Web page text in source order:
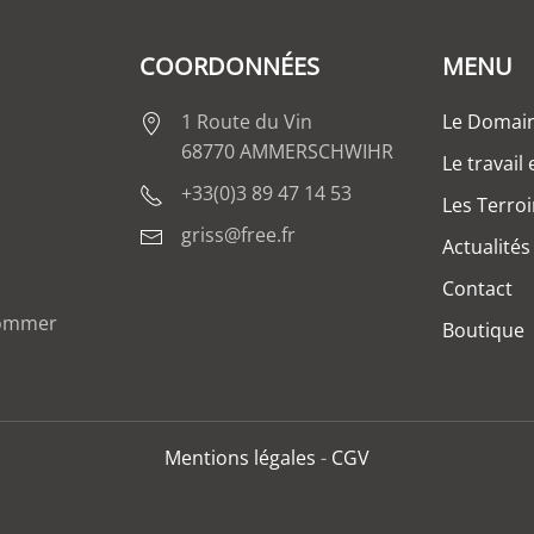
COORDONNÉES
1 Route du Vin
68770 AMMERSCHWIHR
+33(0)3 89 47 14 53
griss@free.fr
MENU
Le
Le travail
Les
Actualités
Contact
Boutique
Mentions légales - CGV